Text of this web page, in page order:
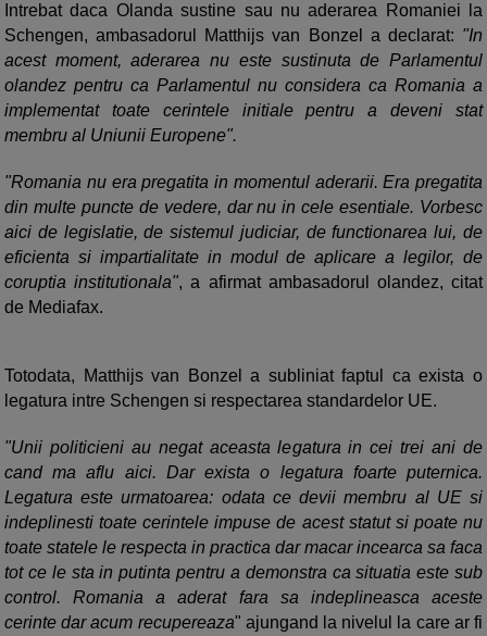
Intrebat daca Olanda sustine sau nu aderarea Romaniei la
Schengen, ambasadorul Matthijs van Bonzel a declarat: "In
acest moment, aderarea nu este sustinuta de Parlamentul
olandez pentru ca Parlamentul nu considera ca Romania a
implementat toate cerintele initiale pentru a deveni stat
membru al Uniunii Europene".
"Romania nu era pregatita in momentul aderarii. Era pregatita
din multe puncte de vedere, dar nu in cele esentiale. Vorbesc
aici de legislatie, de sistemul judiciar, de functionarea lui, de
eficienta si impartialitate in modul de aplicare a legilor, de
coruptia institutionala", a afirmat ambasadorul olandez, citat
de Mediafax.
Totodata, Matthijs van Bonzel a subliniat faptul ca exista o
legatura intre Schengen si respectarea standardelor UE.
"Unii politicieni au negat aceasta legatura in cei trei ani de
cand ma aflu aici. Dar exista o legatura foarte puternica.
Legatura este urmatoarea: odata ce devii membru al UE si
indeplinesti toate cerintele impuse de acest statut si poate nu
toate statele le respecta in practica dar macar incearca sa faca
tot ce le sta in putinta pentru a demonstra ca situatia este sub
control. Romania a aderat fara sa indeplineasca aceste
cerinte dar acum recupereaza" ajungand la nivelul la care ar fi